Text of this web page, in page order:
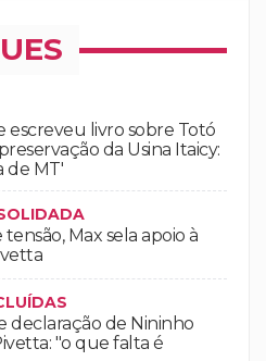
escreveu livro sobre Totó
da Usina Itaicy:
de MT'
tensão, Max sela apoio à
declaração de Nininho
"o que falta é